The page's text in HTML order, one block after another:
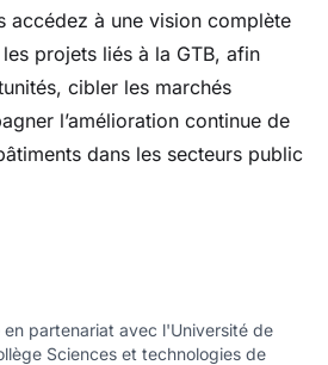
accédez à une vision complète
projets liés à la GTB, afin
cibler les marchés
l’amélioration continue de
dans les secteurs public
partenariat avec l'Université de
Sciences et technologies de